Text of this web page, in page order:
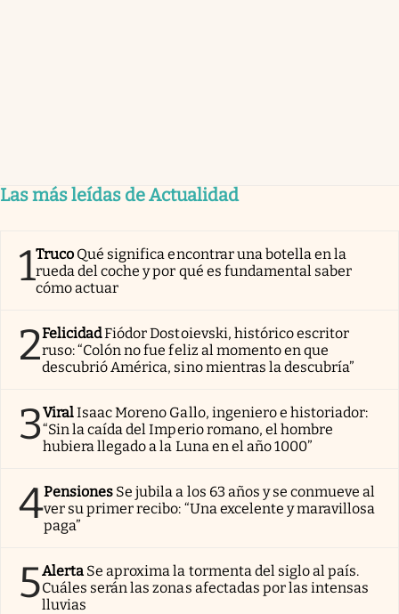
Las más leídas de Actualidad
1Truco Qué significa encontrar una botella en la
rueda del coche y por qué es fundamental saber
cómo actuar
2FelicidadFiódor Dostoievski, histórico escritor
ruso: “Colón no fue feliz al momento en que
descubrió América, sino mientras la descubría”
3ViralIsaac Moreno Gallo, ingeniero e historiador:
“Sin la caída del Imperio romano, el hombre
hubiera llegado a la Luna en el año 1000”
4Pensiones Se jubila a los 63 años y se conmueve al
ver su primer recibo: “Una excelente y maravillosa
paga”
5Alerta Se aproxima la tormenta del siglo al país.
Cuáles serán las zonas afectadas por las intensas
lluvias